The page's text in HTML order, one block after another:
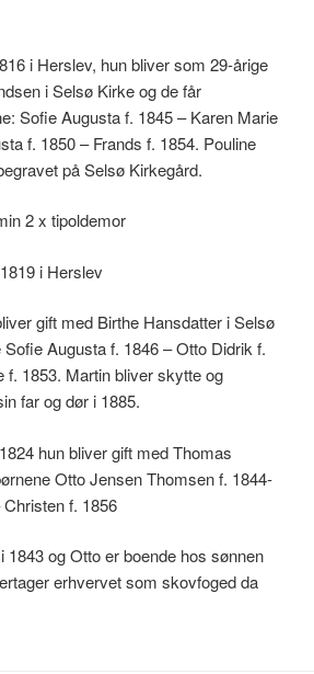
i Herslev, hun bliver som 29-årige
i Selsø Kirke og de får
Sofie Augusta f. 1845 – Karen Marie
f. 1850 – Frands f. 1854. Pouline
på Selsø Kirkegård.
2 x tipoldemor
i Herslev
gift med Birthe Hansdatter i Selsø
Augusta f. 1846 – Otto Didrik f.
f. 1853. Martin bliver skytte og
far og dør i 1885.
hun bliver gift med Thomas
Otto Jensen Thomsen f. 1844-
f. 1856
1843 og Otto er boende hos sønnen
erhvervet som skovfoged da